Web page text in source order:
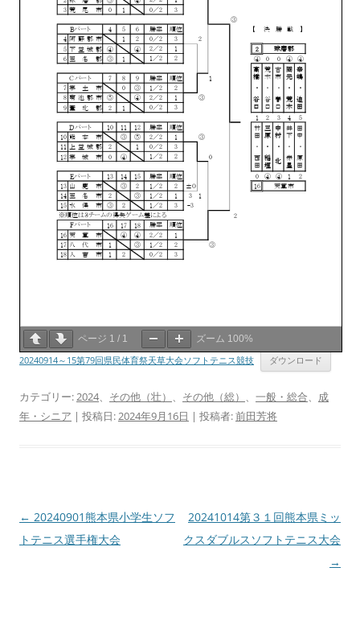
ページ 1 / 1 ズーム 100%
20240914～15第79回県民体育祭天草大会ソフトテニス競技 ダウンロード
カテゴリー: 2024、 その他（壮） その他（総） 一般・総合
成
年・シニア | 投稿日: 2024年9月16日 | 投稿者:前田芳将
投
稿
← 20240901熊本県小学生ソフ
トテニス選手権大会
20241014第３１回熊本県ミッ
クスダブルスソフトテニス大会
→